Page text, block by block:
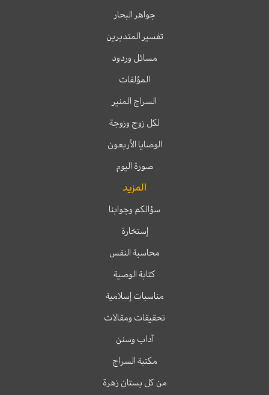
جواهر البحار
تفسير المتدبرين
مسائل وردود
المؤلفات
السراج المنير
لكل زوج وزوجة
الوصايا الأربعون
صورة اليوم
المزيد
سؤالكم وجوابنا
إستخارة
محاسبة النفس
كتابة الوصية
مناسبات إسلامية
تحقيقات ومقالات
آداب وسنن
مكتبة السراج
من كل بستان زهرة